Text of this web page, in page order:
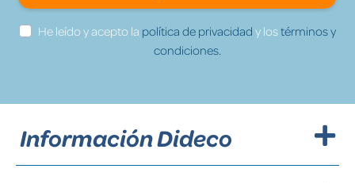
He leído y acepto la política de privacidad y lostérminos y
condiciones.
Información Dideco